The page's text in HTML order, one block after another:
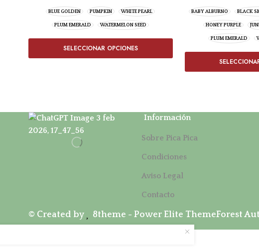
BLUE GOLDEN PUMPKIN WHITE PEARL
PLUM EMERALD WATERMELON SEED
SELECCIONAR OPCIONES
BABY ALBURNO BLACK
HONEY PURPLE
PLUM EMERALD
Información
Sobre Pica Pica
Condiciones
Aviso Legal
Contacto
© Created by 8theme - Power Elite ThemeForest